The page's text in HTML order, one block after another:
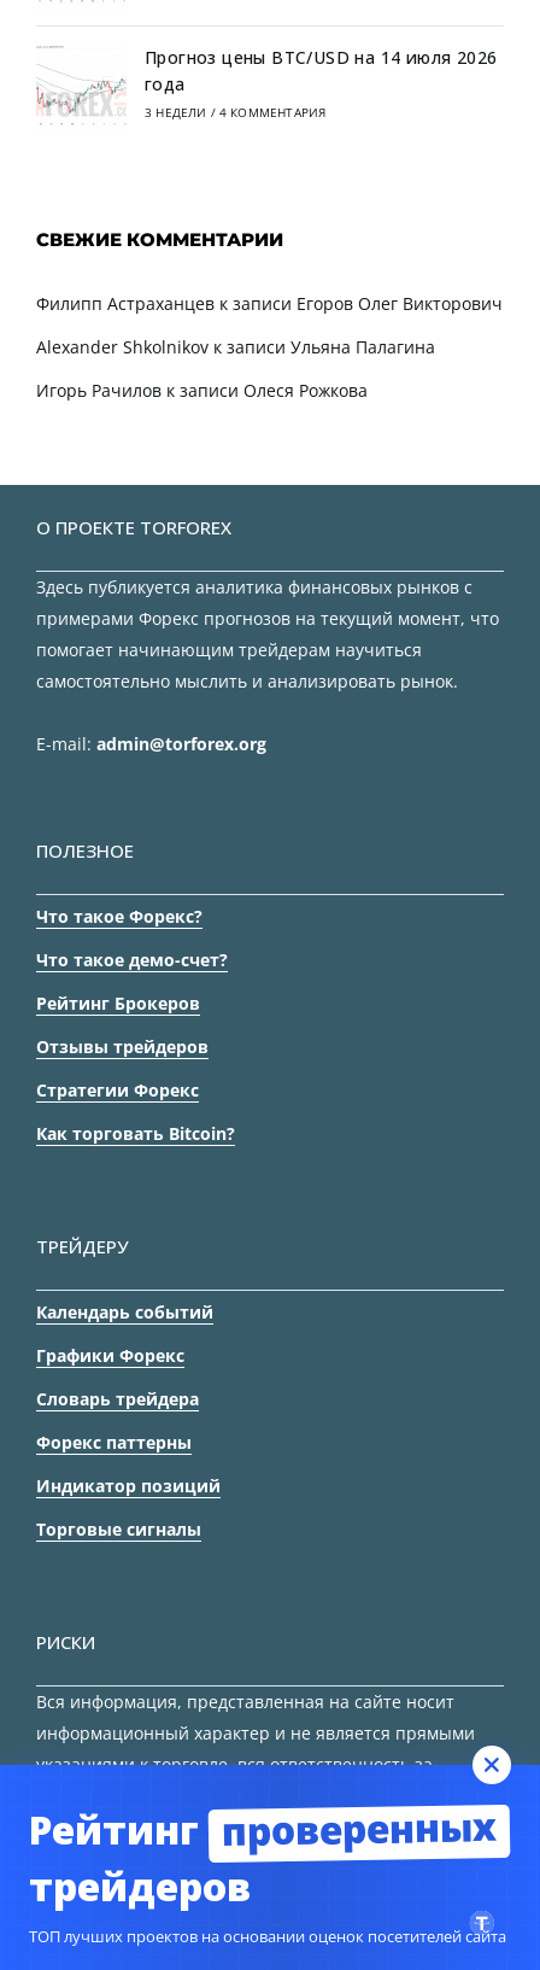
Прогноз цены BTC/USD на 14 июля 2026
года
3 НЕДЕЛИ / 4 КОММЕНТАРИЯ
СВЕЖИЕ КОММЕНТАРИИ
Филипп Астраханцев к записи Егоров Олег Викторович
Alexander Shkolnikov к записи Ульяна Палагина
Игорь Рачилов к записи Олеся Рожкова
О ПРОЕКТЕ TORFOREX
Здесь публикуется аналитика финансовых рынков с
примерами Форекс прогнозов на текущий момент, что
помогает начинающим трейдерам научиться
самостоятельно мыслить и анализировать рынок.
E-mail: admin@torforex.org
ПОЛЕЗНОЕ
Что такое Форекс?
Что такое демо-счет?
Рейтинг Брокеров
Отзывы трейдеров
Стратегии Форекс
Как торговать Bitcoin?
ТРЕЙДЕРУ
Календарь событий
Графики Форекс
Словарь трейдера
Форекс паттерны
Индикатор позиций
Торговые сигналы
РИСКИ
Вся информация, представленная на сайте носит
информационный характер и не является прямыми
указаниями к торговле, вся ответственность за
Рейтинг проверенных
трейдеров
ТОП лучших проектов на основании оценок посетителей сайта